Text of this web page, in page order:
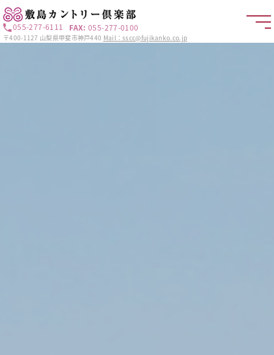
055-277-6111 FAX: 055-277-0100
〒400-1127 山梨県甲斐市神戸440 Mail：sscc@fujikanko.co.jp